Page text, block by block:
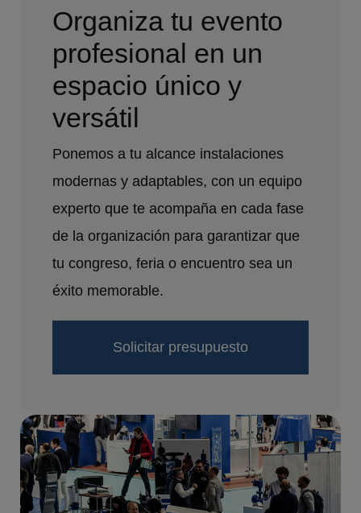
Organiza tu evento
profesional en un
espacio único y
versátil
Ponemos a tu alcance instalaciones
modernas y adaptables, con un equipo
experto que te acompaña en cada fase
de la organización para garantizar que
tu congreso, feria o encuentro sea un
éxito memorable.
Solicitar presupuesto